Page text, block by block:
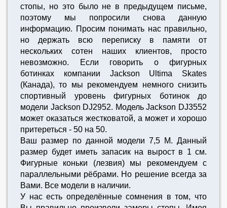
стопы, но это было не в предыдущем письме,
поэтому мы попросили снова данную
информацию. Просим понимать нас правильно,
но держать всю переписку в памяти от
нескольких сотен наших клиентов, просто
невозможно. Если говорить о фигурных
ботинках компании Jackson Ultima Skates
(Канада), то мы рекомендуем немного снизить
спортивный уровень фигурных ботинок до
модели Jackson DJ2952. Модель Jackson DJ3552
может оказаться жестковатой, а может и хорошо
притереться - 50 на 50.
Ваш размер по данной модели 7,5 M. Данный
размер будет иметь запасик на вырост в 1 см.
Фигурные коньки (лезвия) мы рекомендуем с
параллельными рёбрами. Но решение всегда за
Вами. Все модели в наличии.
У нас есть определённые сомнения в том, что